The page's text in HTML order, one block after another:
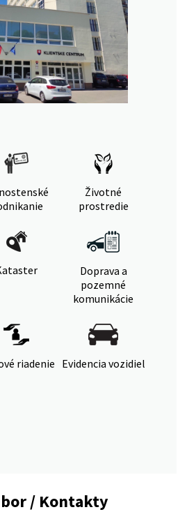
Životné
prostredie
Doprava a
pozemné
komunikácie
riadenie Evidencia vozidiel
/ Kontakty